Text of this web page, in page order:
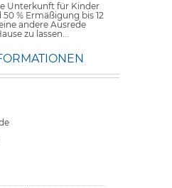
Unterkunft für Kinder
% Ermäßigung bis 12
andere Ausrede
zu lassen...